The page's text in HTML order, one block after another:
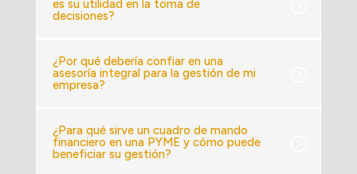
es su utilidad en la toma de
decisiones?
¿Por qué debería confiar en una
asesoría integral para la gestión de mi
empresa?
¿Para qué sirve un cuadro de mando
financiero en una PYME y cómo puede
beneficiar su gestión?